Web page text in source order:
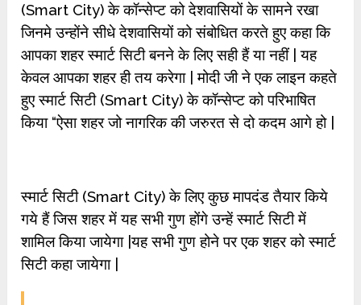
(Smart City) के कॉन्सेप्ट को देशवासियों के सामने रखा
जिनमे उन्होंने सीधे देशवासियों को संबोधित करते हुए कहा कि
आपका शहर स्मार्ट सिटी बनने के लिए सही हैं या नहीं | यह
केवल आपका शहर ही तय करेगा | मोदी जी ने एक लाइन कहते
हुए स्मार्ट सिटी (Smart City) के कॉन्सेप्ट को परिभाषित
किया “ऐसा शहर जो नागरिक की जरुरत से दो कदम आगे हो |
स्मार्ट सिटी (Smart City) के लिए कुछ मापदंड तैयार किये
गये हैं जिस शहर में यह सभी गुण होंगे उन्हें स्मार्ट सिटी में
शामिल किया जायेगा |यह सभी गुण होने पर एक शहर को स्मार्ट
सिटी कहा जायेगा |